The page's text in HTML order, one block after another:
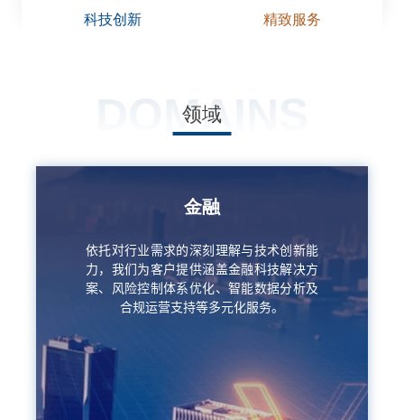
科技创新 精致服务
DOMAINS
领域
金融
依托对行业需求的深刻理解与技术创新能
力，我们为客户提供涵盖金融科技解决方
案、风险控制体系优化、智能数据分析及
合规运营支持等多元化服务。